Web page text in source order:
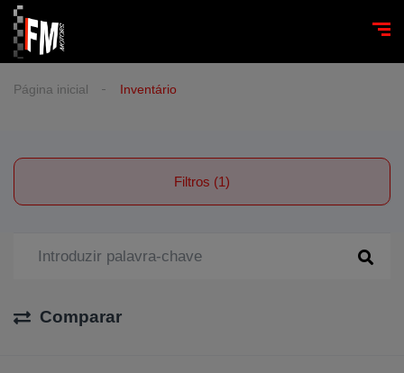
Página inicial Inventário
Filtros (1)
Comparar